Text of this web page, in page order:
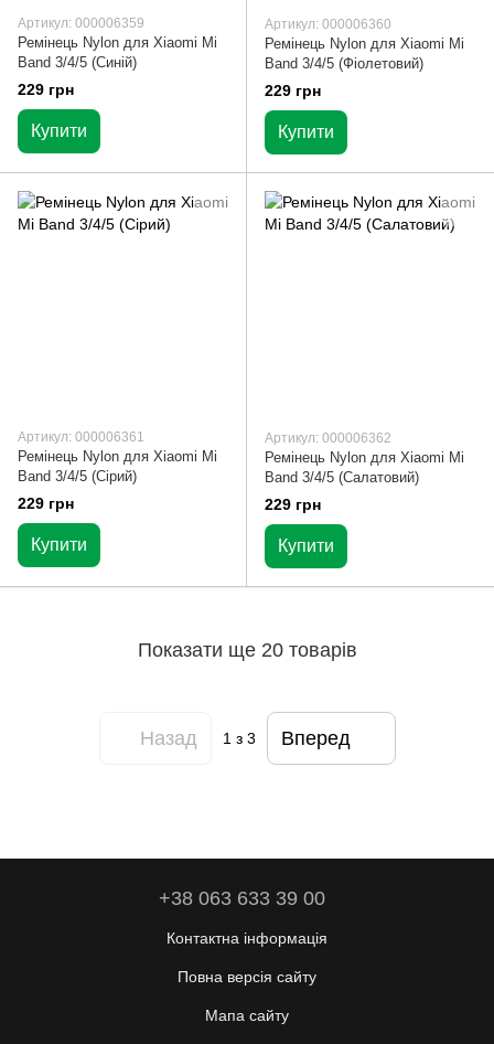
Артикул: 000006359
Ремінець Nylon для Xiaomi Mi
Band 3/4/5 (Синій)
229 грн
Купити
Артикул: 000006360
Ремінець Nylon для Xiaomi Mi
Band 3/4/5 (Фіолетовий)
229 грн
Купити
Артикул: 000006361
Ремінець Nylon для Xiaomi Mi
Band 3/4/5 (Сірий)
229 грн
Купити
Артикул: 000006362
Ремінець Nylon для Xiaomi Mi
Band 3/4/5 (Салатовий)
229 грн
Купити
Показати ще 20 товарів
Назад 1з 3 Вперед
+38 063 633 39 00
Контактна інформація
Повна версія сайту
Мапа сайту